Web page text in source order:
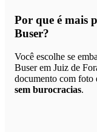
Por que é mais
Buser?
Você escolhe se
Buser em Juiz de
documento com foto
sem burocracias.